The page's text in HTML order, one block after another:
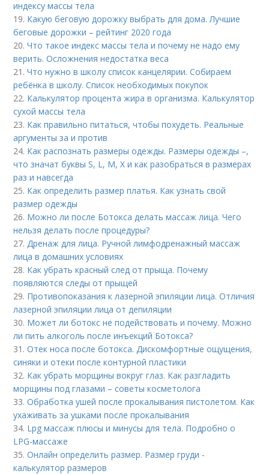
индексу массы тела
19. Какую беговую дорожку выбрать для дома. Лучшие
беговые дорожки – рейтинг 2020 года
20.Что такое индекс массы тела и почему не надо ему
верить. Осложнения недостатка веса
21.Что нужно в школу список канцелярии. Собираем
ребёнка в школу. Список необходимых покупок
22. Калькулятор процента жира в организма. Калькулятор
сухой массы тела
23. Как правильно питаться, чтобы похудеть. Реальные
аргументы за и против
24. Как распознать размеры одежды. Размеры одежды –,
что значат буквы S, L, M, X и как разобраться в размерах
раз и навсегда
25. Как определить размер платья. Как узнать свой
размер одежды
26. Можно ли после Ботокса делать массаж лица. Чего
нельзя делать после процедуры?
27.Дренаж для лица. Ручной лимфодренажный массаж
лица в домашних условиях
28. Как убрать красный след от прыща. Почему
появляются следы от прыщей
29. Противопоказания к лазерной эпиляции лица. Отличия
лазерной эпиляции лица от депиляции
30. Может ли ботокс не подействовать и почему. Можно
ли пить алкоголь после инъекций Ботокса?
31.Отек носа после ботокса. Дискомфортные ощущения,
синяки и отеки после контурной пластики
32. Как убрать морщины вокруг глаз. Как разгладить
морщины под глазами – советы косметолога
33.Обработка ушей после прокалывания пистолетом. Как
ухаживать за ушками после прокалывания
34. Lpg массаж плюсы и минусы для тела. Подробно о
LPG-массаже
35.Онлайн определить размер. Размер груди -
калькулятор размеров